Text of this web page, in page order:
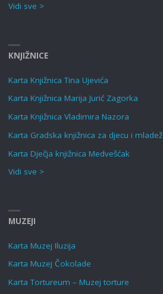
Vidi sve >
KNJIŽNICE
Karta Knjižnica Tina Ujevića
Karta Knjižnica Marija Jurić Zagorka
Karta Knjižnica Vladimira Nazora
Karta Gradska knjižnica za djecu i mladež
Karta Dječja knjižnica Medvešćak
Vidi sve >
MUZEJI
Karta Muzej Iluzija
Karta Muzej Čokolade
Karta Tortureum – Muzej torture